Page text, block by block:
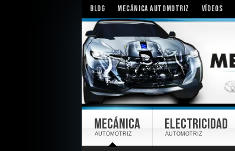
BLOG MECÁNICA AUTOMOTRIZ VÍDEOS
MECÁNICA
AUTOMOTRIZ
ELECTRICIDAD
AUTOMOTRIZ